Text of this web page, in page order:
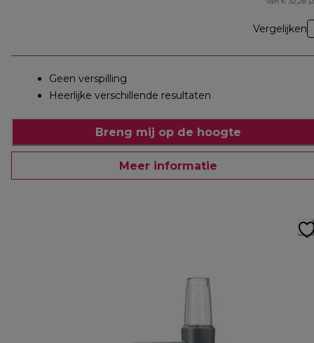
Vergelijken
Geen verspilling
Heerlijke verschillende resultaten
Breng mij op de hoogte
Meer informatie